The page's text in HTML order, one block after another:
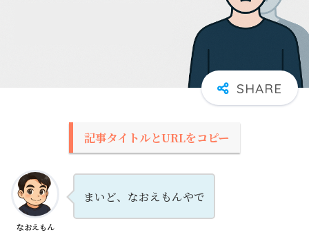
記事タイトルとURLをコピー
なおえもん
まいど、なおえもんやで